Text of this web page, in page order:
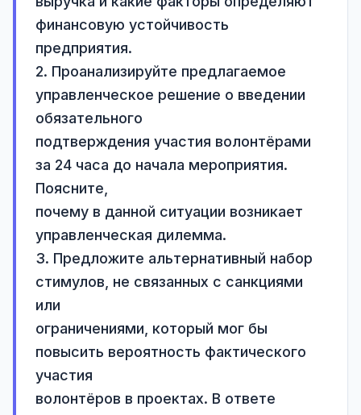
финансовую устойчивость
предприятия.
2. Проанализируйте предлагаемое
управленческое решение о введении
обязательного
подтверждения участия волонтёрами
за 24 часа до начала мероприятия.
Поясните,
почему в данной ситуации возникает
управленческая дилемма.
3. Предложите альтернативный набор
стимулов, не связанных с санкциями
или
ограничениями, который мог бы
повысить вероятность фактического
участия
волонтёров в проектах. В ответе